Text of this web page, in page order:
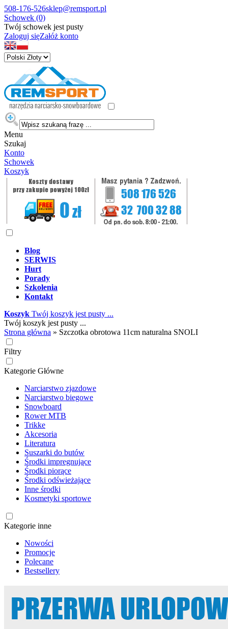
508-176-526sklep@remsport.pl
Schowek (0)
Twój schowek jest pusty
Zaloguj sięZałóż konto
Menu
Szukaj
Konto
Schowek
Koszyk
Blog
SERWIS
Hurt
Porady
Szkolenia
Kontakt
Koszyk Twój koszyk jest pusty ...
Twój koszyk jest pusty ...
Strona główna » Szczotka obrotowa 11cm naturalna SNOLI
Filtry
Kategorie Główne
Narciarstwo zjazdowe
Narciarstwo biegowe
Snowboard
Rower MTB
Trikke
Akcesoria
Literatura
Suszarki do butów
Środki impregnujące
Środki piorące
Środki odświeżające
Inne środki
Kosmetyki sportowe
Kategorie inne
Nowości
Promocje
Polecane
Bestsellery